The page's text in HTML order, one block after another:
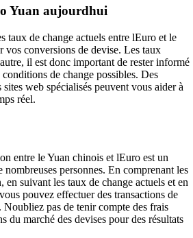
Yuan aujourdhui
taux de change actuels entre lEuro et le
conversions de devise. Les taux
il est donc important de rester informé
de change possibles. Des
web spécialisés peuvent vous aider à
réel.
entre le Yuan chinois et lEuro est un
nombreuses personnes. En comprenant les
en suivant les taux de change actuels et en
pouvez effectuer des transactions de
Noubliez pas de tenir compte des frais
du marché des devises pour des résultats